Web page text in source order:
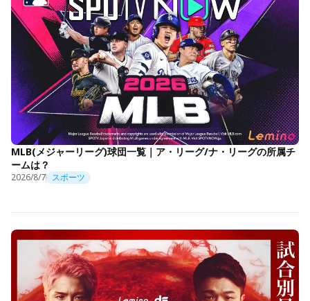
MLB(メジャーリーグ)球団一覧｜ア・リーグ/ナ・リーグの所属チ
ームは？
2026/8/7 スポーツ